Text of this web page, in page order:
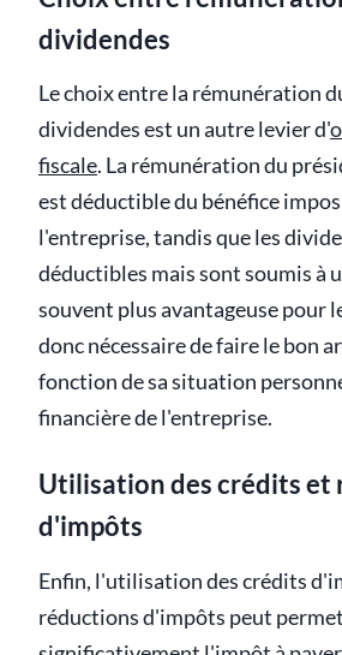
dividendes
Le choix entre la rémunération
dividendes est un autre levier d'
fiscale. La rémunération du
est déductible du bénéfice
l'entreprise, tandis que les
déductibles mais sont soumis à
souvent plus avantageuse pour
donc nécessaire de faire le bon
fonction de sa situation
financière de l'entreprise.
Utilisation des crédits et
d'impôts
Enfin, l'utilisation des crédits
réductions d'impôts peut